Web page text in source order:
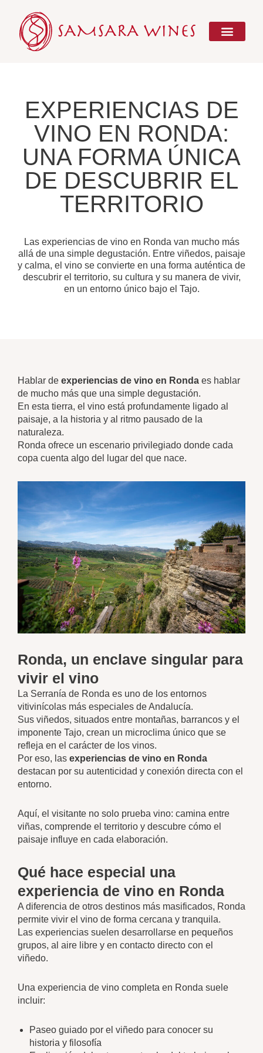
contenido
EXPERIENCIAS DE
VINO EN RONDA:
UNA FORMA ÚNICA
DE DESCUBRIR EL
TERRITORIO
Las experiencias de vino en Ronda van mucho más
allá de una simple degustación. Entre viñedos, paisaje
y calma, el vino se convierte en una forma auténtica de
descubrir el territorio, su cultura y su manera de vivir,
en un entorno único bajo el Tajo.
Hablar de experiencias de vino en Ronda es hablar
de mucho más que una simple degustación.
En esta tierra, el vino está profundamente ligado al
paisaje, a la historia y al ritmo pausado de la
naturaleza.
Ronda ofrece un escenario privilegiado donde cada
copa cuenta algo del lugar del que nace.
Ronda, un enclave singular para
vivir el vino
La Serranía de Ronda es uno de los entornos
vitivinícolas más especiales de Andalucía.
Sus viñedos, situados entre montañas, barrancos y el
imponente Tajo, crean un microclima único que se
refleja en el carácter de los vinos.
Por eso, las experiencias de vino en Ronda
destacan por su autenticidad y conexión directa con el
entorno.
Aquí, el visitante no solo prueba vino: camina entre
viñas, comprende el territorio y descubre cómo el
paisaje influye en cada elaboración.
Qué hace especial una
experiencia de vino en Ronda
A diferencia de otros destinos más masificados, Ronda
permite vivir el vino de forma cercana y tranquila.
Las experiencias suelen desarrollarse en pequeños
grupos, al aire libre y en contacto directo con el
viñedo.
Una experiencia de vino completa en Ronda suele
incluir:
Paseo guiado por el viñedo para conocer su
historia y filosofía